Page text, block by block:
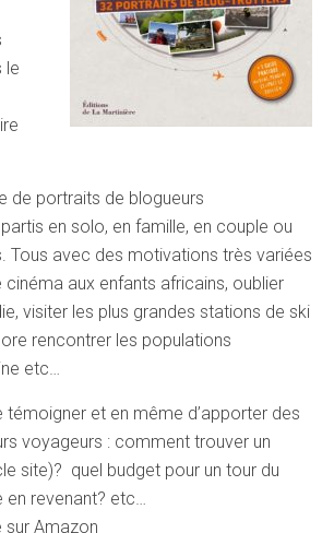
le
de portraits de blogueurs
en solo, en famille, en couple ou
Tous avec des motivations très variées
cinéma aux enfants africains, oublier
visiter les plus grandes stations de ski
rencontrer les populations
etc…
témoigner et en même d’apporter des
voyageurs : comment trouver un
site)? quel budget pour un tour du
en revenant? etc…
sur Amazon